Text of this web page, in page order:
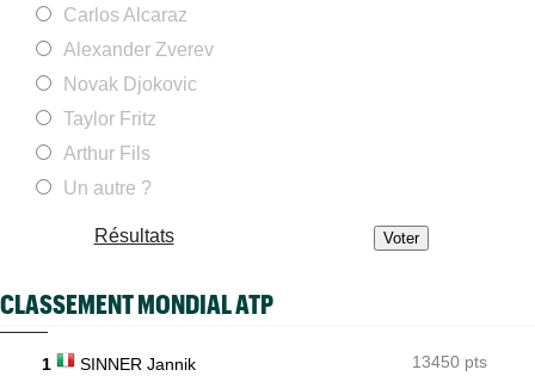
Gaël Monfils a répondu aux détracteurs : "Le message est reçu"
ATP - Cincinnati
En larmes à Montréal, Jack Draper est bien annoncé à
Cincinnati
Sept victoires de rang et... un dinosaure : l'Eala-mania au
Ben Shelton a effacé une anomalie étonnante en Masters 1000
Carlos Alcaraz
Alexander Zverev
Novak Djokovic
Taylor Fritz
Arthur Fils
Un autre ?
Résultats
CLASSEMENT MONDIAL ATP
1 SINNER Jannik
13450 pts